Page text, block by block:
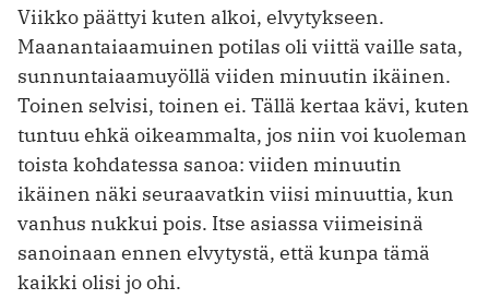
Viikko päättyi kuten alkoi, elvytykseen.
Maanantaiaamuinen potilas oli viittä vaille sata,
sunnuntaiaamuyöllä viiden minuutin ikäinen.
Toinen selvisi, toinen ei. Tällä kertaa kävi, kuten
tuntuu ehkä oikeammalta, jos niin voi kuoleman
toista kohdatessa sanoa: viiden minuutin
ikäinen näki seuraavatkin viisi minuuttia, kun
vanhus nukkui pois. Itse asiassa viimeisinä
sanoinaan ennen elvytystä, että kunpa tämä
kaikki olisi jo ohi.